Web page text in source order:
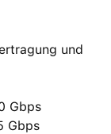
und
Gbps
Gbps